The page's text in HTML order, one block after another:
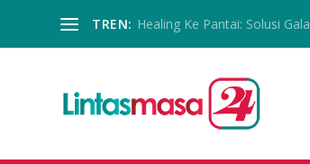
TREN: Healing Ke Pantai: Solusi